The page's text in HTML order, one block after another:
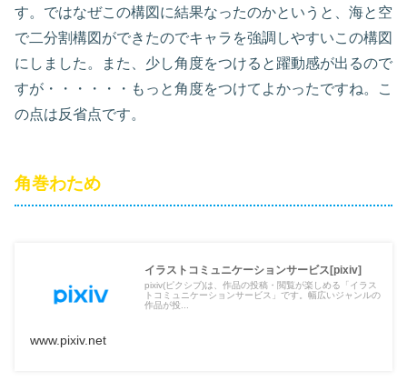
す。ではなぜこの構図に結果なったのかというと、海と空
で二分割構図ができたのでキャラを強調しやすいこの構図
にしました。また、少し角度をつけると躍動感が出るので
すが・・・・・・もっと角度をつけてよかったですね。こ
の点は反省点です。
角巻わため
イラストコミュニケーションサービス[pixiv]
pixiv(ピクシブ)は、作品の投稿・閲覧が楽しめる「イラス
トコミュニケーションサービス」です。幅広いジャンルの
作品が投...
www.pixiv.net